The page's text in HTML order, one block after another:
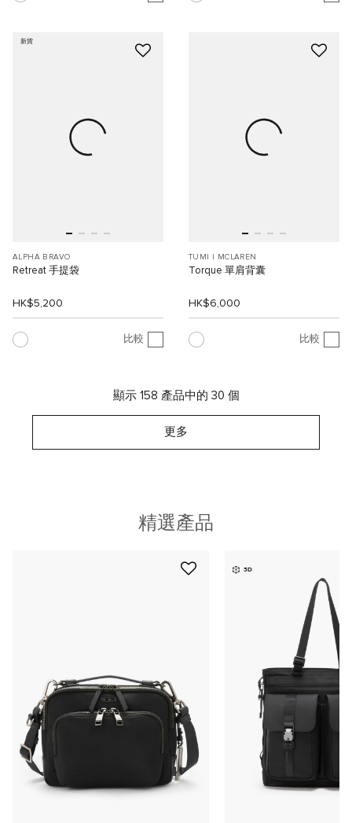
新貨
ALPHA BRAVO
Retreat 手提袋
HK$5,200
比較
TUMI I MCLAREN
Torque 單肩背囊
HK$6,000
比較
顯示 158 產品中的 30 個
更多
精選產品
3D